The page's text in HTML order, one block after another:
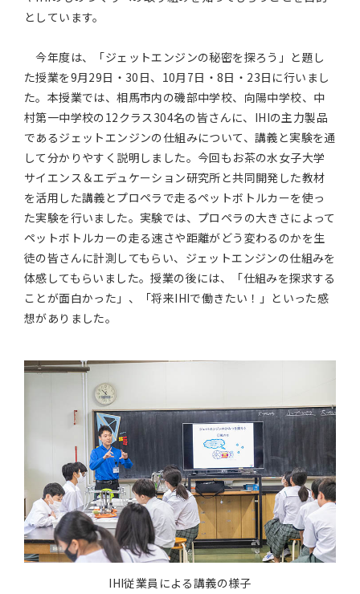
その他
海外事務所
海外現地法人/合弁会社
としています。
今年度は、「ジェットエンジンの秘密を探ろう」と題し
た授業を9月29日・30日、10月7日・8日・23日に行いまし
た。本授業では、相馬市内の磯部中学校、向陽中学校、中
村第一中学校の12クラス304名の皆さんに、IHIの主力製品
であるジェットエンジンの仕組みについて、講義と実験を通
して分かりやすく説明しました。今回もお茶の水女子大学
サイエンス＆エデュケーション研究所と共同開発した教材
を活用した講義とプロペラで走るペットボトルカーを使っ
た実験を行いました。実験では、プロペラの大きさによって
ペットボトルカーの走る速さや距離がどう変わるのかを生
徒の皆さんに計測してもらい、ジェットエンジンの仕組みを
体感してもらいました。授業の後には、「仕組みを探求する
ことが面白かった」、「将来IHIで働きたい！」といった感
想がありました。
IHI従業員による講義の様子